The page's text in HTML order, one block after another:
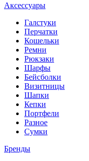
Аксессуары
Галстуки
Перчатки
Кошельки
Ремни
Рюкзаки
Шарфы
Бейсболки
Визитницы
Шапки
Кепки
Портфели
Разное
Сумки
Бренды